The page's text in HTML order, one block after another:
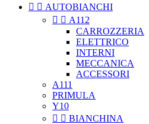
  AUTOBIANCHI
  A112
CARROZZERIA
ELETTRICO
INTERNI
MECCANICA
ACCESSORI
A111
PRIMULA
Y10
  BIANCHINA